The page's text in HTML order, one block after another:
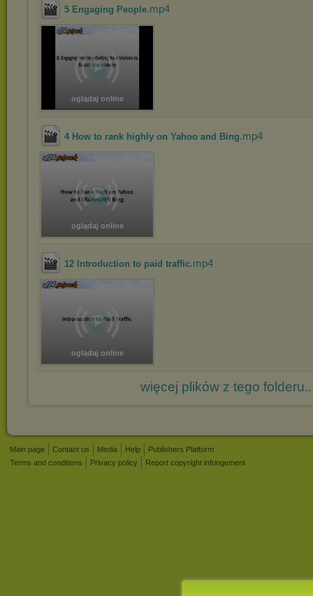
5 Engaging People.mp4
oglądaj online
4 How to rank highly on Yahoo and Bing.mp4
oglądaj online
12 Introduction to paid traffic.mp4
oglądaj online
więcej plików z tego
Main page Contact us Media Help
Publishers Platform
Terms and conditions
Privacy policy Report copyright infringement